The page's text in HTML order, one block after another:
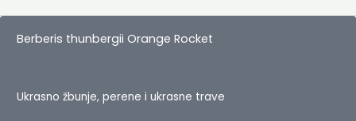
Berberis thunbergii Orange Rocket
Ukrasno žbunje, perene i ukrasne trave